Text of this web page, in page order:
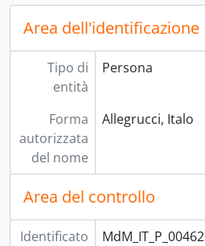
Area dell'identificazione
Tipo di
entità
Persona
Forma
autorizzata
del nome
Allegrucci, Italo
Area del controllo
Identificato
MdM_IT_P_00462